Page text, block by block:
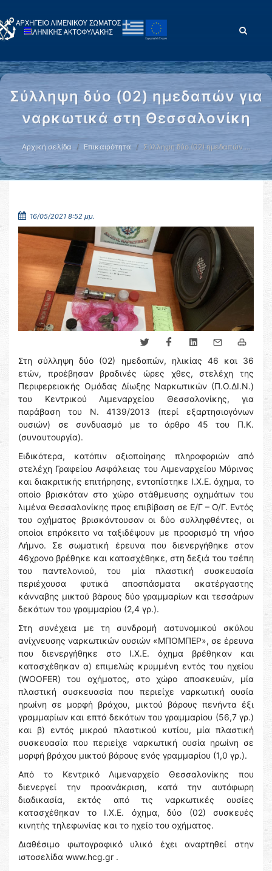
Σύλληψη δύο (02) ημεδαπών για
ναρκωτικά στη Θεσσαλονίκη
Αρχική σελίδα Επικαιρότητα Σύλληψη δύο (02) ημεδαπών …
16/05/2021 8:52 μμ.
Στη σύλληψη δύο (02) ημεδαπών, ηλικίας 46 και 36
ετών, προέβησαν βραδινές ώρες χθες, στελέχη της
Περιφερειακής Ομάδας Δίωξης Ναρκωτικών (Π.Ο.ΔΙ.Ν.)
του Κεντρικού Λιμεναρχείου Θεσσαλονίκης, για
παράβαση του Ν. 4139/2013 (περί εξαρτησιογόνων
ουσιών) σε συνδυασμό με το άρθρο 45 του Π.Κ.
(συναυτουργία).
Ειδικότερα, κατόπιν αξιοποίησης πληροφοριών από
στελέχη Γραφείου Ασφάλειας του Λιμεναρχείου Μύρινας
και διακριτικής επιτήρησης, εντοπίστηκε Ι.Χ.Ε. όχημα, το
οποίο βρισκόταν στο χώρο στάθμευσης οχημάτων του
λιμένα Θεσσαλονίκης προς επιβίβαση σε Ε/Γ – Ο/Γ. Εντός
του οχήματος βρισκόντουσαν οι δύο συλληφθέντες, οι
οποίοι επρόκειτο να ταξιδέψουν με προορισμό τη νήσο
Λήμνο. Σε σωματική έρευνα που διενεργήθηκε στον
46χρονο βρέθηκε και κατασχέθηκε, στη δεξιά του τσέπη
του παντελονιού, του μία πλαστική συσκευασία
περιέχουσα φυτικά αποσπάσματα ακατέργαστης
κάνναβης μικτού βάρους δύο γραμμαρίων και τεσσάρων
δεκάτων του γραμμαρίου (2,4 γρ.).
Στη συνέχεια με τη συνδρομή αστυνομικού σκύλου
ανίχνευσης ναρκωτικών ουσιών «ΜΠΟΜΠΕΡ», σε έρευνα
που διενεργήθηκε στο Ι.Χ.Ε. όχημα βρέθηκαν και
κατασχέθηκαν α) επιμελώς κρυμμένη εντός του ηχείου
(WOOFER) του οχήματος, στο χώρο αποσκευών, μία
πλαστική συσκευασία που περιείχε ναρκωτική ουσία
ηρωίνη σε μορφή βράχου, μικτού βάρους πενήντα έξι
γραμμαρίων και επτά δεκάτων του γραμμαρίου (56,7 γρ.)
και β) εντός μικρού πλαστικού κυτίου, μία πλαστική
συσκευασία που περιείχε ναρκωτική ουσία ηρωίνη σε
μορφή βράχου μικτού βάρους ενός γραμμαρίου (1,0 γρ.).
Από το Κεντρικό Λιμεναρχείο Θεσσαλονίκης που
διενεργεί την προανάκριση, κατά την αυτόφωρη
διαδικασία, εκτός από τις ναρκωτικές ουσίες
κατασχέθηκαν το Ι.Χ.Ε. όχημα, δύο (02) συσκευές
κινητής τηλεφωνίας και το ηχείο του οχήματος.
Διαθέσιμο φωτογραφικό υλικό έχει αναρτηθεί στην
ιστοσελίδα www.hcg.gr .